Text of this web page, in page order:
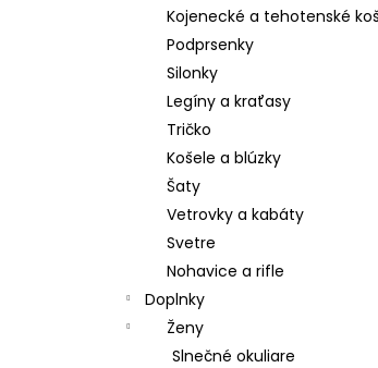
Kojenecké a tehotenské
Podprsenky
Silonky
Legíny a kraťasy
Tričko
Košele a blúzky
Šaty
Vetrovky a kabáty
Svetre
Nohavice a rifle
Doplnky
Ženy
Slnečné okuliare